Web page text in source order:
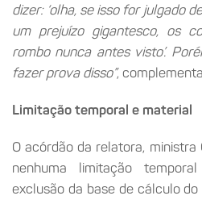
dizer: ‘olha, se isso for julgado
um prejuízo gigantesco, os
rombo nunca antes visto’.
fazer prova disso”,
Limitação temporal e material
O acórdão da relatora,
nenhuma limitação
exclusão da base de cálculo do